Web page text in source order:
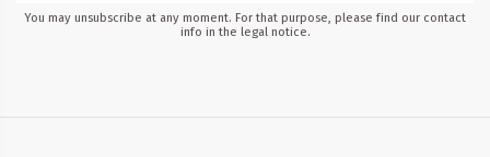
You may unsubscribe at any moment. For that purpose, please find our contact
info in the legal notice.